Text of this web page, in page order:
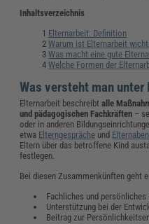
Inhaltsverzeichnis
Elternarbeit: Definition
Warum ist Elternarbeit
Was macht eine gute
Welche Formen der
Was versteht man
Elternarbeit beschreibtalle
und pädagogischen Fachkräften –
oder in anderen
etwa Elterngespräche und
Eltern über das betroffene Kind
festlegen.
Bei diesen Zusammenkünften geht
Fachliches und persönliches
Unterstützung bei der
Beitrag zur